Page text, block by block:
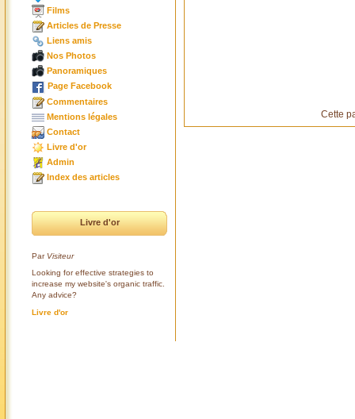
Films
Articles de Presse
Liens amis
Nos Photos
Panoramiques
Page Facebook
Commentaires
Mentions légales
Contact
Livre d'or
Admin
Index des articles
Livre d'or
Par Visiteur
Looking for effective strategies to
increase my website's organic traffic.
Any advice?
Livre d'or
Cette